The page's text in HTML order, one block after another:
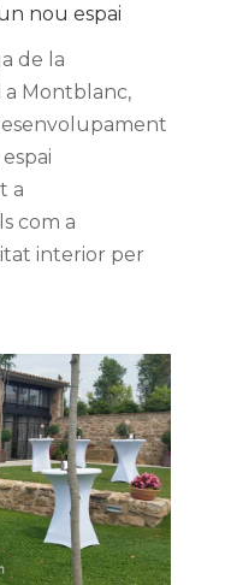
nou espai
de la
a Montblanc,
a
com a
interior per